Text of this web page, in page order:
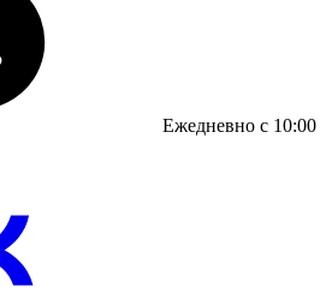
Ежедневно с 10:00